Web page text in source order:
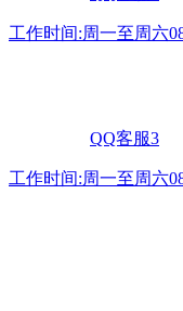
工作时间:周一至周六
QQ客服3
工作时间:周一至周六